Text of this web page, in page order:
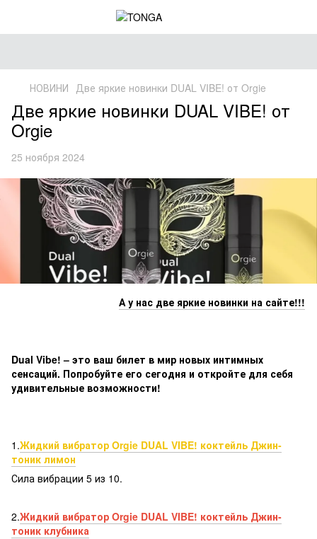
НОВИНИ Две яркие новинки DUAL VIBE! от Orgie
Две яркие новинки DUAL VIBE! от
Orgie
25 ноября 2024
А у нас две яркие новинки на сайте!!!
Dual Vibe! – это ваш билет в мир новых интимных
сенсаций. Попробуйте его сегодня и откройте для себя
удивительные возможности!
1.Жидкий вибратор Orgie DUAL VIBE! коктейль Джин-
тоник лимон
Сила вибрации 5 из 10.
2.Жидкий вибратор Orgie DUAL VIBE! коктейль Джин-
тоник клубника